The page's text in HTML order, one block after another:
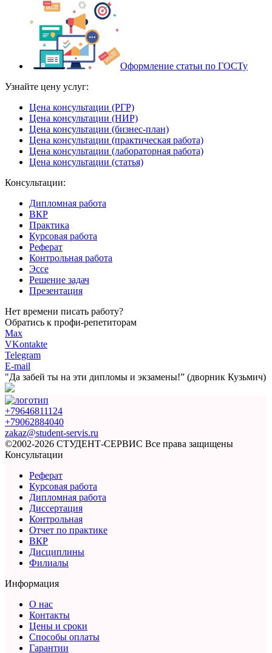
Оформление статьи по ГОСТу
Узнайте цену услуг:
Цена консультации (РГР)
Цена консультации (НИР)
Цена консультации (бизнес-план)
Цена консультации (практическая работа)
Цена консультации (лабораторная работа)
Цена консультации (статья)
Консультации:
Дипломная работа
ВКР
Практика
Курсовая работа
Реферат
Контрольная работа
Эссе
Решение задач
Презентация
Нет времени писать работу?
Обратись к профи-репетиторам
Max
VKontakte
Telegram
E-mail
"Да забей ты на эти дипломы и экзамены!” (дворник Кузьмич)
+79646811124
+79062884040
zakaz@student-servis.ru
©2002-2026 СТУДЕНТ-СЕРВИС Все права защищены
Консультации
Реферат
Курсовая работа
Дипломная работа
Диссертация
Контрольная
Отчет по практике
ВКР
Дисциплины
Филиалы
Информация
О нас
Контакты
Цены и сроки
Способы оплаты
Гарантии